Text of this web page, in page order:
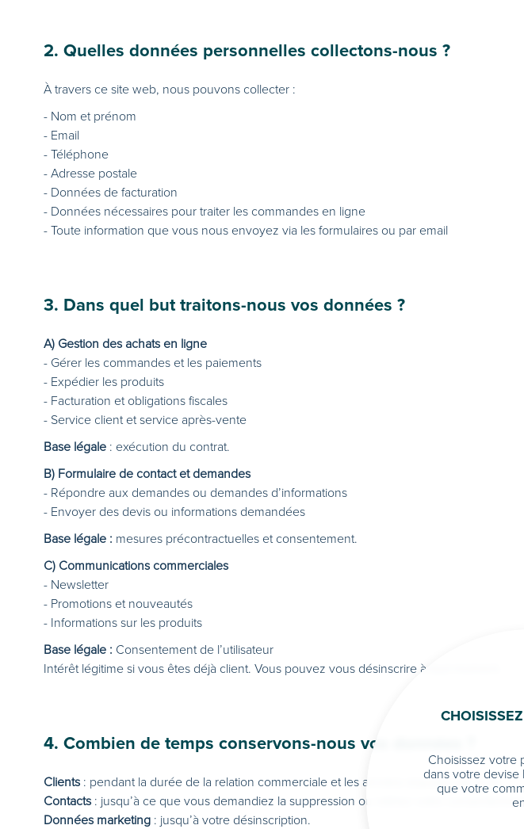
2. Quelles données personnelles collectons-nous ?
À travers ce site web, nous pouvons collecter :
- Nom et prénom
- Email
- Téléphone
- Adresse postale
- Données de facturation
- Données nécessaires pour traiter les commandes en ligne
- Toute information que vous nous envoyez via les formulaires ou par email
3. Dans quel but traitons-nous vos données ?
A) Gestion des achats en ligne
- Gérer les commandes et les paiements
- Expédier les produits
- Facturation et obligations fiscales
- Service client et service après-vente
Base légale : exécution du contrat.
B) Formulaire de contact et demandes
- Répondre aux demandes ou demandes d’informations
- Envoyer des devis ou informations demandées
Base légale : mesures précontractuelles et consentement.
C) Communications commerciales
- Newsletter
- Promotions et nouveautés
- Informations sur les produits
Base légale : Consentement de l’utilisateur
Intérêt légitime si vous êtes déjà client. Vous pouvez vous désinscrire à tout moment.
4. Combien de temps conservons-nous vos données ?
Clients : pendant la durée de la relation commerciale et les années requises par la loi.
Contacts : jusqu’à ce que vous demandiez la suppression ou retiriez votre
Données marketing : jusqu’à votre désinscription.
Choisissez votre
dans votre devise
que votre